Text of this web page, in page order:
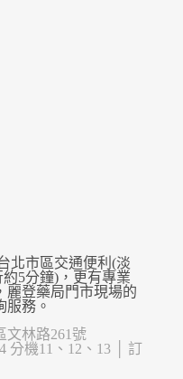
北市區交通便利(淡
5分鐘)，更有專業
麗登藥局門市現場的
服務。
文林路261號
分機11、12、13 │ 訂